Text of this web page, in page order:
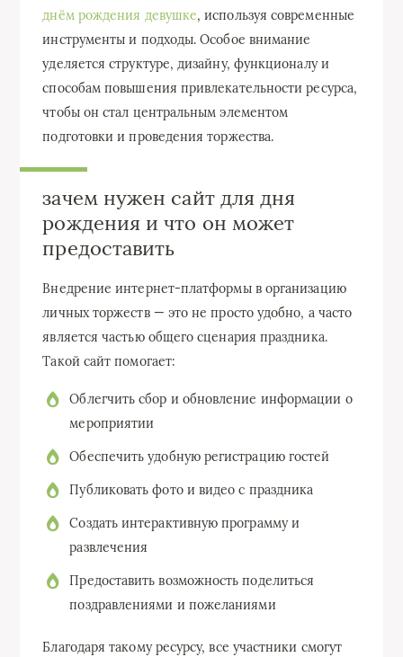
днём рождения девушке, используя современные
инструменты и подходы. Особое внимание
уделяется структуре, дизайну, функционалу и
способам повышения привлекательности ресурса,
чтобы он стал центральным элементом
подготовки и проведения торжества.
зачем нужен сайт для дня
рождения и что он может
предоставить
Внедрение интернет-платформы в организацию
личных торжеств — это не просто удобно, а часто
является частью общего сценария праздника.
Такой сайт помогает:
Облегчить сбор и обновление информации о
мероприятии
Обеспечить удобную регистрацию гостей
Публиковать фото и видео с праздника
Создать интерактивную программу и
развлечения
Предоставить возможность поделиться
поздравлениями и пожеланиями
Благодаря такому ресурсу, все участники смогут